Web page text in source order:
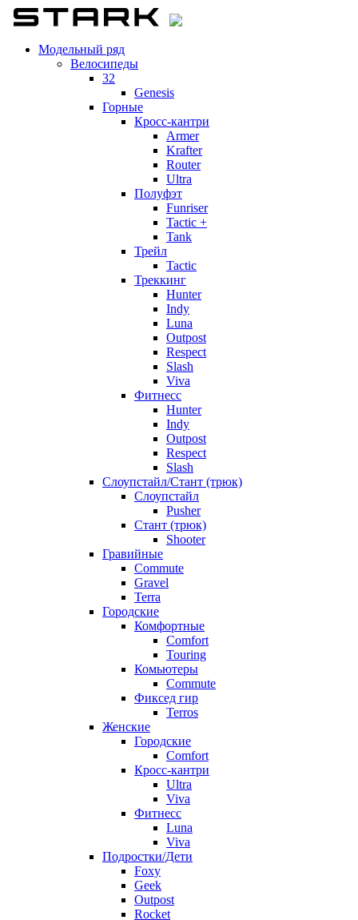
Модельный ряд
Велосипеды
32
Genesis
Горные
Кросс-кантри
Armer
Krafter
Router
Ultra
Полуфэт
Funriser
Tactic +
Tank
Трейл
Tactic
Треккинг
Hunter
Indy
Luna
Outpost
Respect
Slash
Viva
Фитнесс
Hunter
Indy
Outpost
Respect
Slash
Слоупстайл/Стант (трюк)
Слоупстайл
Pusher
Стант (трюк)
Shooter
Гравийные
Commute
Gravel
Terra
Городские
Комфортные
Comfort
Touring
Комьютеры
Commute
Фиксед гир
Terros
Женские
Городские
Comfort
Кросс-кантри
Ultra
Viva
Фитнесс
Luna
Viva
Подростки/Дети
Foxy
Geek
Outpost
Rocket